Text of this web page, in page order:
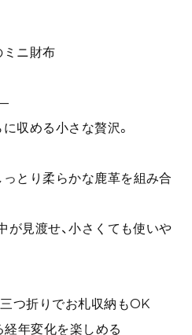
ミニ財布
収める小さな贅沢。
とり柔らかな鹿革を組み合
が見渡せ、小さくても使いや
つ折りでお札収納もOK
経年変化を楽しめる